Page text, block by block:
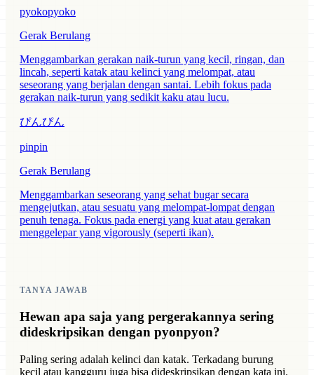
pyokopyoko
Gerak Berulang
Menggambarkan gerakan naik-turun yang kecil, ringan, dan
lincah, seperti katak atau kelinci yang melompat, atau
seseorang yang berjalan dengan santai. Lebih fokus pada
gerakan naik-turun yang sedikit kaku atau lucu.
ぴんぴん
pinpin
Gerak Berulang
Menggambarkan seseorang yang sehat bugar secara
mengejutkan, atau sesuatu yang melompat-lompat dengan
penuh tenaga. Fokus pada energi yang kuat atau gerakan
menggelepar yang vigorously (seperti ikan).
TANYA JAWAB
Hewan apa saja yang pergerakannya sering
dideskripsikan dengan pyonpyon?
Paling sering adalah kelinci dan katak. Terkadang burung
kecil atau kangguru juga bisa dideskripsikan dengan kata ini.